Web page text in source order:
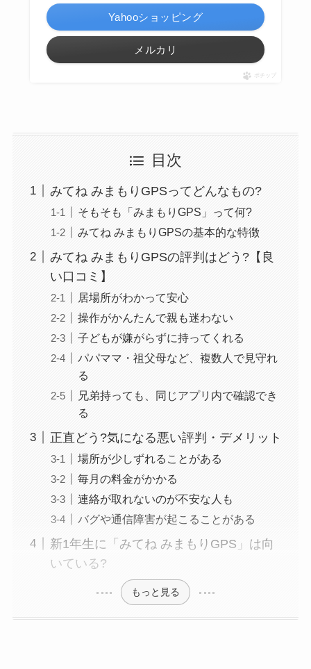
Yahooショッピング
メルカリ
ポチップ
目次
みてね みまもりGPSってどんなもの?
そもそも「みまもりGPS」って何?
みてね みまもりGPSの基本的な特徴
みてね みまもりGPSの評判はどう?【良
い口コミ】
居場所がわかって安心
操作がかんたんで親も迷わない
子どもが嫌がらずに持ってくれる
パパママ・祖父母など、複数人で見守れ
る
兄弟持っても、同じアプリ内で確認でき
る
正直どう?気になる悪い評判・デメリット
場所が少しずれることがある
毎月の料金がかかる
連絡が取れないのが不安な人も
バグや通信障害が起こることがある
新1年生に「みてね みまもりGPS」は向
いている?
もっと見る